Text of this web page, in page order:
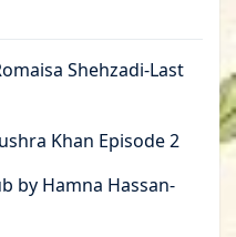
Shehzadi-Last
Khan Episode 2
by Hamna Hassan-